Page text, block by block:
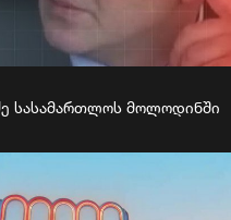
სასამართლოს მოლოდინში